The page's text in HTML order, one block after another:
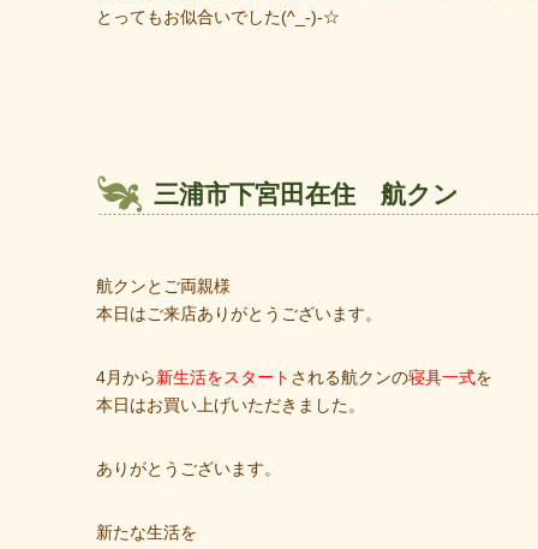
とってもお似合いでした(^_-)-☆
三浦市下宮田在住 航クン
航クンとご両親様
本日はご来店ありがとうございます。
4月から新生活をスタート される航クンの寝具一式を
本日はお買い上げいただきました。
ありがとうございます。
新たな生活を